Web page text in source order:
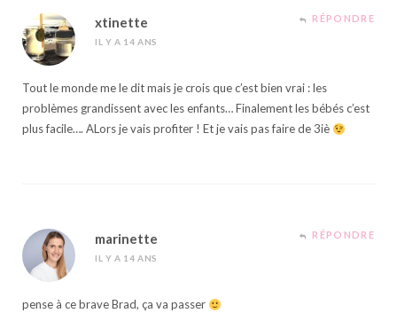
xtinette
IL Y A 14 ANS
RÉPONDRE
Tout le monde me le dit mais je crois que c’est bien vrai : les
problèmes grandissent avec les enfants… Finalement les bébés c’est
plus facile…. ALors je vais profiter ! Et je vais pas faire de 3iè
marinette
IL Y A 14 ANS
RÉPONDRE
pense à ce brave Brad, ça va passer